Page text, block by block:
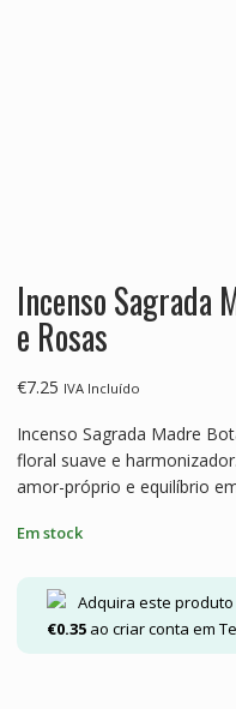
Incenso Sagrada
e Rosas
€7.25 IVA Incluído
Incenso Sagrada Madre
floral suave e
amor-próprio e equilíbrio
Em stock
Adquira este
€0.35 ao criar conta em